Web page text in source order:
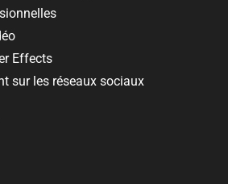
Effects
sur les réseaux sociaux